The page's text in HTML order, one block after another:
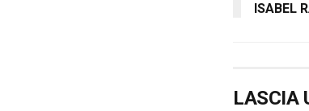
ISABEL
LASCIA